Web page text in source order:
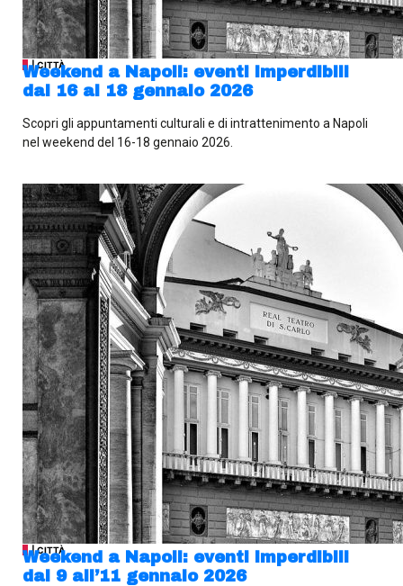
| CITTÀ
Weekend a Napoli: eventi imperdibili
dal 16 al 18 gennaio 2026
Scopri gli appuntamenti culturali e di intrattenimento a Napoli
nel weekend del 16-18 gennaio 2026.
| CITTÀ
Weekend a Napoli: eventi imperdibili
dal 9 all’11 gennaio 2026